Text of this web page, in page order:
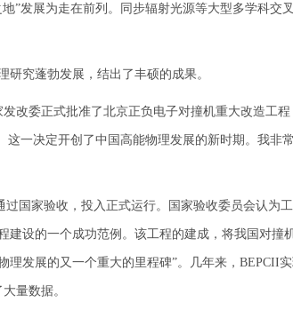
”发展为走在前列。同步辐射光源等大型多学科交
究蓬勃发展，结出了丰硕的成果。
委正式批准了北京正负电子对撞机重大改造工程
这一决定开创了中国高能物理发展的新时期。我非
国家验收，投入正式运行。国家验收委员会认为
建设的一个成功范例。该工程的建成，将我国对撞
理发展的又一个重大的里程碑”。几年来，BEPCII
量数据。